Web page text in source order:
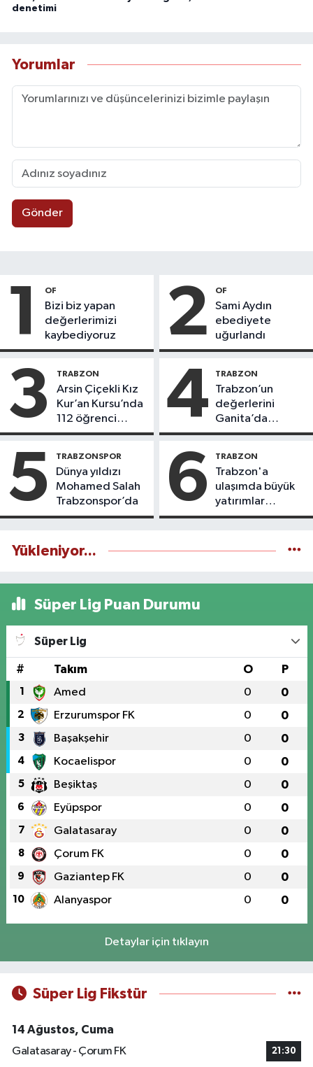
denetimi
Yorumlar
Gönder
1 OF
Bizi biz yapan
değerlerimizi
kaybediyoruz
2 OF
Sami Aydın
ebediyete
uğurlandı
3 TRABZON
Arsin Çiçekli Kız
Kur’an Kursu’nda
112 öğrenci
icazet aldı
4 TRABZON
Trabzon’un
değerlerini
Ganita’da
yaşatıyoruz
5 TRABZONSPOR
Dünya yıldızı
Mohamed Salah
Trabzonspor’da
6 TRABZON
Trabzon'a
ulaşımda büyük
yatırımlar
yapılıyor
Yükleniyor...
Süper Lig Puan Durumu
Süper Lig
# Takım O P
1 Amed 0 0
2 Erzurumspor FK 0 0
3 Başakşehir 0 0
4 Kocaelispor 0 0
5 Beşiktaş 0 0
6 Eyüpspor 0 0
7 Galatasaray 0 0
8 Çorum FK 0 0
9 Gaziantep FK 0 0
10 Alanyaspor 0 0
Detaylar için tıklayın
Süper Lig Fikstür
14 Ağustos, Cuma
Galatasaray - Çorum FK
21:30